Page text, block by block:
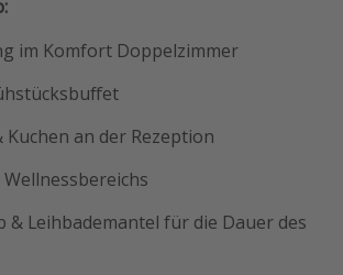
im Komfort Doppelzimmer
Kuchen an der Rezeption
& Leihbademantel für die Dauer des